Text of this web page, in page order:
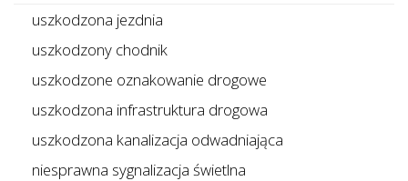
uszkodzona jezdnia
uszkodzony chodnik
uszkodzone oznakowanie drogowe
uszkodzona infrastruktura drogowa
uszkodzona kanalizacja odwadniająca
niesprawna sygnalizacja świetlna